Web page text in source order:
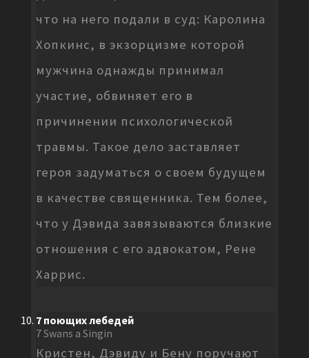
что на него подали в суд: Каролина
Хопкинс, в экзорцизме которой
мужчина однажды принимал
участие, обвиняет его в
причинении психологической
травмы. Такое дело заставляет
героя задуматься о своем будущем
в качестве священника. Тем более,
что у Дэвида завязываются близкие
отношения с его адвокатом, Рене
Харрис.
7 поющих лебедей
7 Swans a Singin
Кристен, Дэвиду и Бену поручают